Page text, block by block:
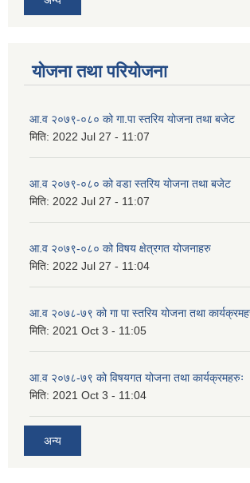
योजना तथा परियोजना
आ.व २०७९-०८० को गा.पा स्तरिय योजना तथा बजेट
मिति: 2022 Jul 27 - 11:07
आ.व २०७९-०८० को वडा स्तरिय योजना तथा बजेट
मिति: 2022 Jul 27 - 11:07
आ.व २०७९-०८० को विषय क्षेत्रगत योजनाहरु
मिति: 2022 Jul 27 - 11:04
आ.व २०७८-७९ को गा पा स्तरिय योजना तथा
मिति: 2021 Oct 3 - 11:05
आ.व २०७८-७९ को विषयगत योजना तथा कार्यक्रमहरुः
मिति: 2021 Oct 3 - 11:04
अन्य